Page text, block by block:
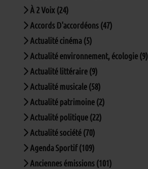
À 2 Voix (24)
Accords D'accordéons (47)
Actualité cinéma (5)
Actualité environnement, écologie (9)
Actualité littéraire (9)
Actualité musicale (58)
Actualité patrimoine (2)
Actualité politique (22)
Actualité société (70)
Agenda Sportif (109)
Anciennes émissions (101)